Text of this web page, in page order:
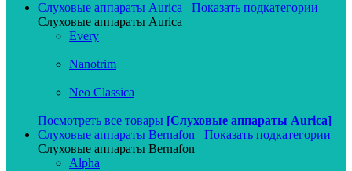
Слуховые аппараты Aurica
Показать подкатегории
Слуховые аппараты Aurica
Every
Nanotrim
Neo Classica
Посмотреть все товары [Слуховые аппараты Aurica]
Слуховые аппараты Bernafon
Показать подкатегории
Слуховые аппараты Bernafon
Alpha